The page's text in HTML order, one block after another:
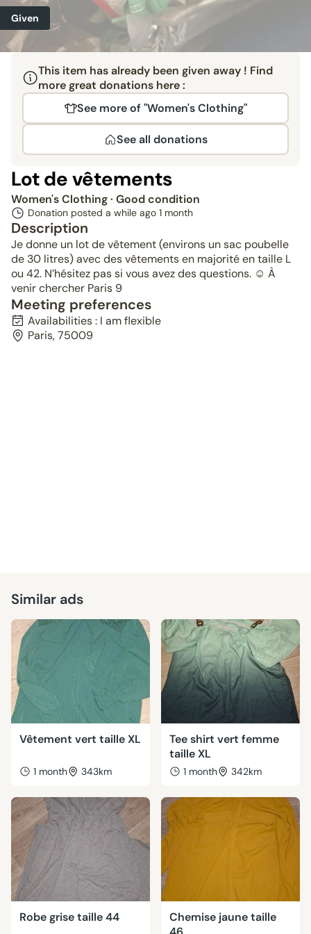
Given
This item has already been given away ! Find
more great donations here :
See more of "Women's Clothing"
See all donations
Lot de vêtements
Women's Clothing· Good condition
Donation posted a while ago 1 month
Description
Je donne un lot de vêtement (environs un sac poubelle
de 30 litres) avec des vêtements en majorité en taille L
ou 42. N’hésitez pas si vous avez des questions. ☺️ À
venir chercher Paris 9
Meeting preferences
Availabilities : I am flexible
Paris, 75009
Similar ads
Vêtement vert taille XL
1 month 343km
Tee shirt vert femme
taille XL
1 month 342km
Robe grise taille 44
Chemise jaune taille